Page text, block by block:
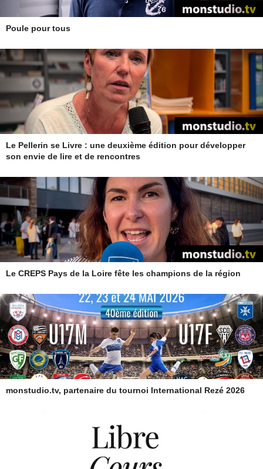
Poule pour tous
Le Pellerin se Livre : une deuxième édition pour développer
son envie de lire et de rencontres
Le CREPS Pays de la Loire fête les champions de la région
monstudio.tv, partenaire du tournoi International Rezé 2026